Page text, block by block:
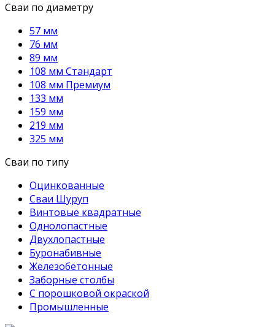
Сваи по диаметру
57 мм
76 мм
89 мм
108 мм Стандарт
108 мм Премиум
133 мм
159 мм
219 мм
325 мм
Сваи по типу
Оцинкованные
Сваи Шуруп
Винтовые квадратные
Однолопастные
Двухлопастные
Буронабивные
Железобетонные
Заборные столбы
С порошковой окраской
Промышленные